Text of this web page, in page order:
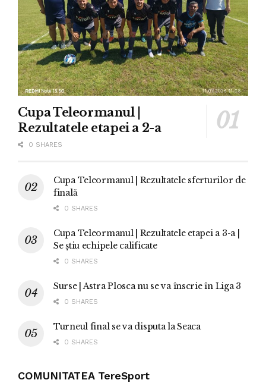
Cupa Teleormanul |
Rezultatele etapei a 2-a
0 SHARES
Cupa Teleormanul | Rezultatele sferturilor de
finală
0 SHARES
Cupa Teleormanul | Rezultatele etapei a 3-a |
Se știu echipele calificate
0 SHARES
Surse | Astra Plosca nu se va înscrie în Liga 3
0 SHARES
Turneul final se va disputa la Seaca
0 SHARES
COMUNITATEA TereSport